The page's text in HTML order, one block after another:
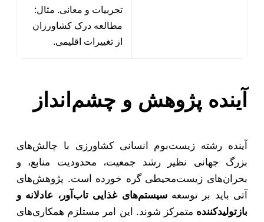
تجربیات و معانی. مثال:
مطالعه درک کشاورزان
از تغییرات اقلیمی.
آینده پژوهش و چشم‌انداز
آینده رشته زیست‌بوم انسانی کشاورزی با چالش‌های
بزرگ جهانی نظیر رشد جمعیت، محدودیت منابع، و
بحران‌های زیست‌محیطی گره خورده است. پژوهش‌های
آتی باید بر توسعهسیستم‌های غذایی تاب‌آور، عادلانه و
بازتولیدکننده متمرکز شوند. این امر مستلزم همکاری‌های